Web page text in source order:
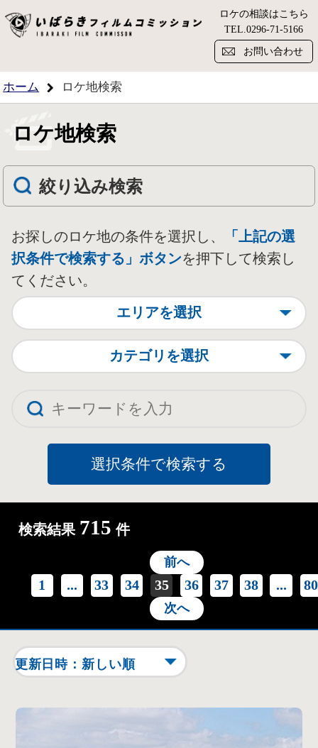
い
ロケの相談はこちら
TEL.0296-71-5166
お問い合わせ
ホーム ロケ地検索
ロケ地検索
絞り込み検索
お探しのロケ地の条件を選択し、
「上記の選
択条件で検索する」ボタンを押下して検索し
てください。
エリアを選択
カテゴリを選択
検索結果 715 件
前へ
1 ... 33 34 35 36 37 38 ... 80
次へ